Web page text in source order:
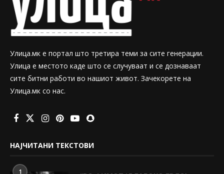
Улица.мк е портал што третира теми за сите генерации.
Улица е местото каде што се случуваат и се дознаваат
сите битни работи во нашиот живот. Зачекорете на
Улица.мк со нас.
НАЈЧИТАНИ ТЕКСТОВИ
1